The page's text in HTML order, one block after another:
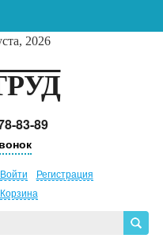
2026
83-89
Войти
Регистрация
Корзина